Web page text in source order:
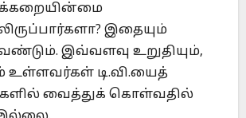
இதையும்
இவ்வளவு உறுதியும்,
உள்ளவர்கள் டி.வி.யைத்
வைத்துக் கொள்வதில்